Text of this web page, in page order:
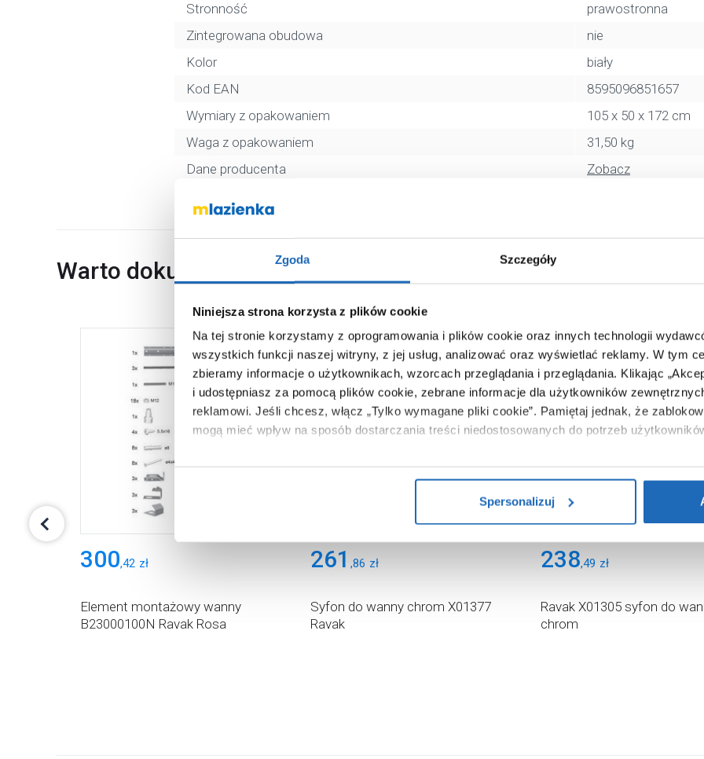
Zgoda Szczegóły
Niniejsza strona korzysta z plików cookie
Na tej stronie korzystamy z oprogramowania i plików cookie oraz innych technologii
wszystkich funkcji naszej witryny, z jej usług, analizować oraz wyświetlać reklamy. W tym
zbieramy informacje o użytkownikach, wzorcach przeglądania i przeglądania. Klikając
i udostępniasz za pomocą plików cookie, zebrane informacje dla użytkowników
reklamowi. Jeśli chcesz, włącz „Tylko wymagane pliki cookie”. Pamiętaj jednak, że
mogą mieć wpływ na sposób dostarczania treści niedostosowanych do potrzeb
Aby uzyskać więcej informacji na temat plików plików cookie, kliknij „Ustawienia plików
Spersonalizuj
Stronność
prawostronna
Zintegrowana obudowa
nie
Kolor
biały
Kod EAN
8595096851657
Wymiary z opakowaniem
105 x 50 x 172 cm
Waga z opakowaniem
31,50 kg
Dane producenta
Zobacz
Warto dokupić
300,42 zł
Element montażowy wanny
B23000100N Ravak Rosa
261 ,86 zł
Syfon do wanny chrom X01377
Ravak
238,49 zł
Ravak X01305 syfon do
chrom